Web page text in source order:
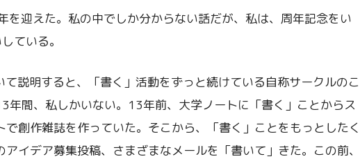
を迎えた。私の中でしか分からない話だが、私は、周年記念をい
ている。
て説明すると、「書く」活動をずっと続けている自称サークルのこ
年間、私しかいない。13年前、大学ノートに「書く」ことからス
で創作雑誌を作っていた。そこから、「書く」ことをもっとしたく
イデア募集投稿、さまざまなメールを「書いて」きた。この前、